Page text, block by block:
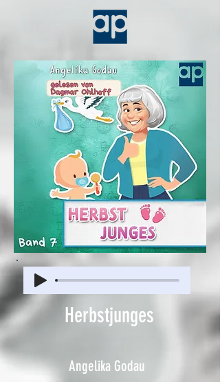
Herbstjunges
Angelika Godau